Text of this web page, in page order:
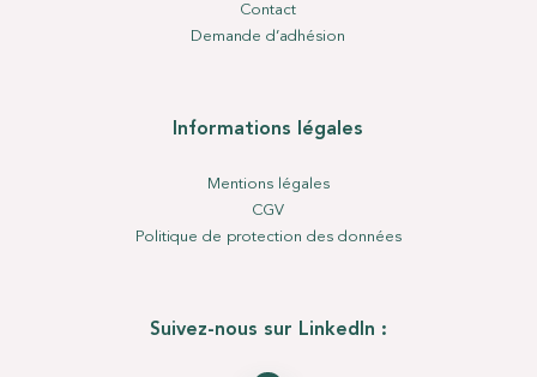
Contact
Demande d’adhésion
Informations légales
Mentions légales
CGV
Politique de protection des données
Suivez-nous sur LinkedIn :